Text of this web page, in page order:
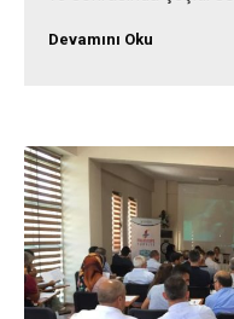
Devamını Oku